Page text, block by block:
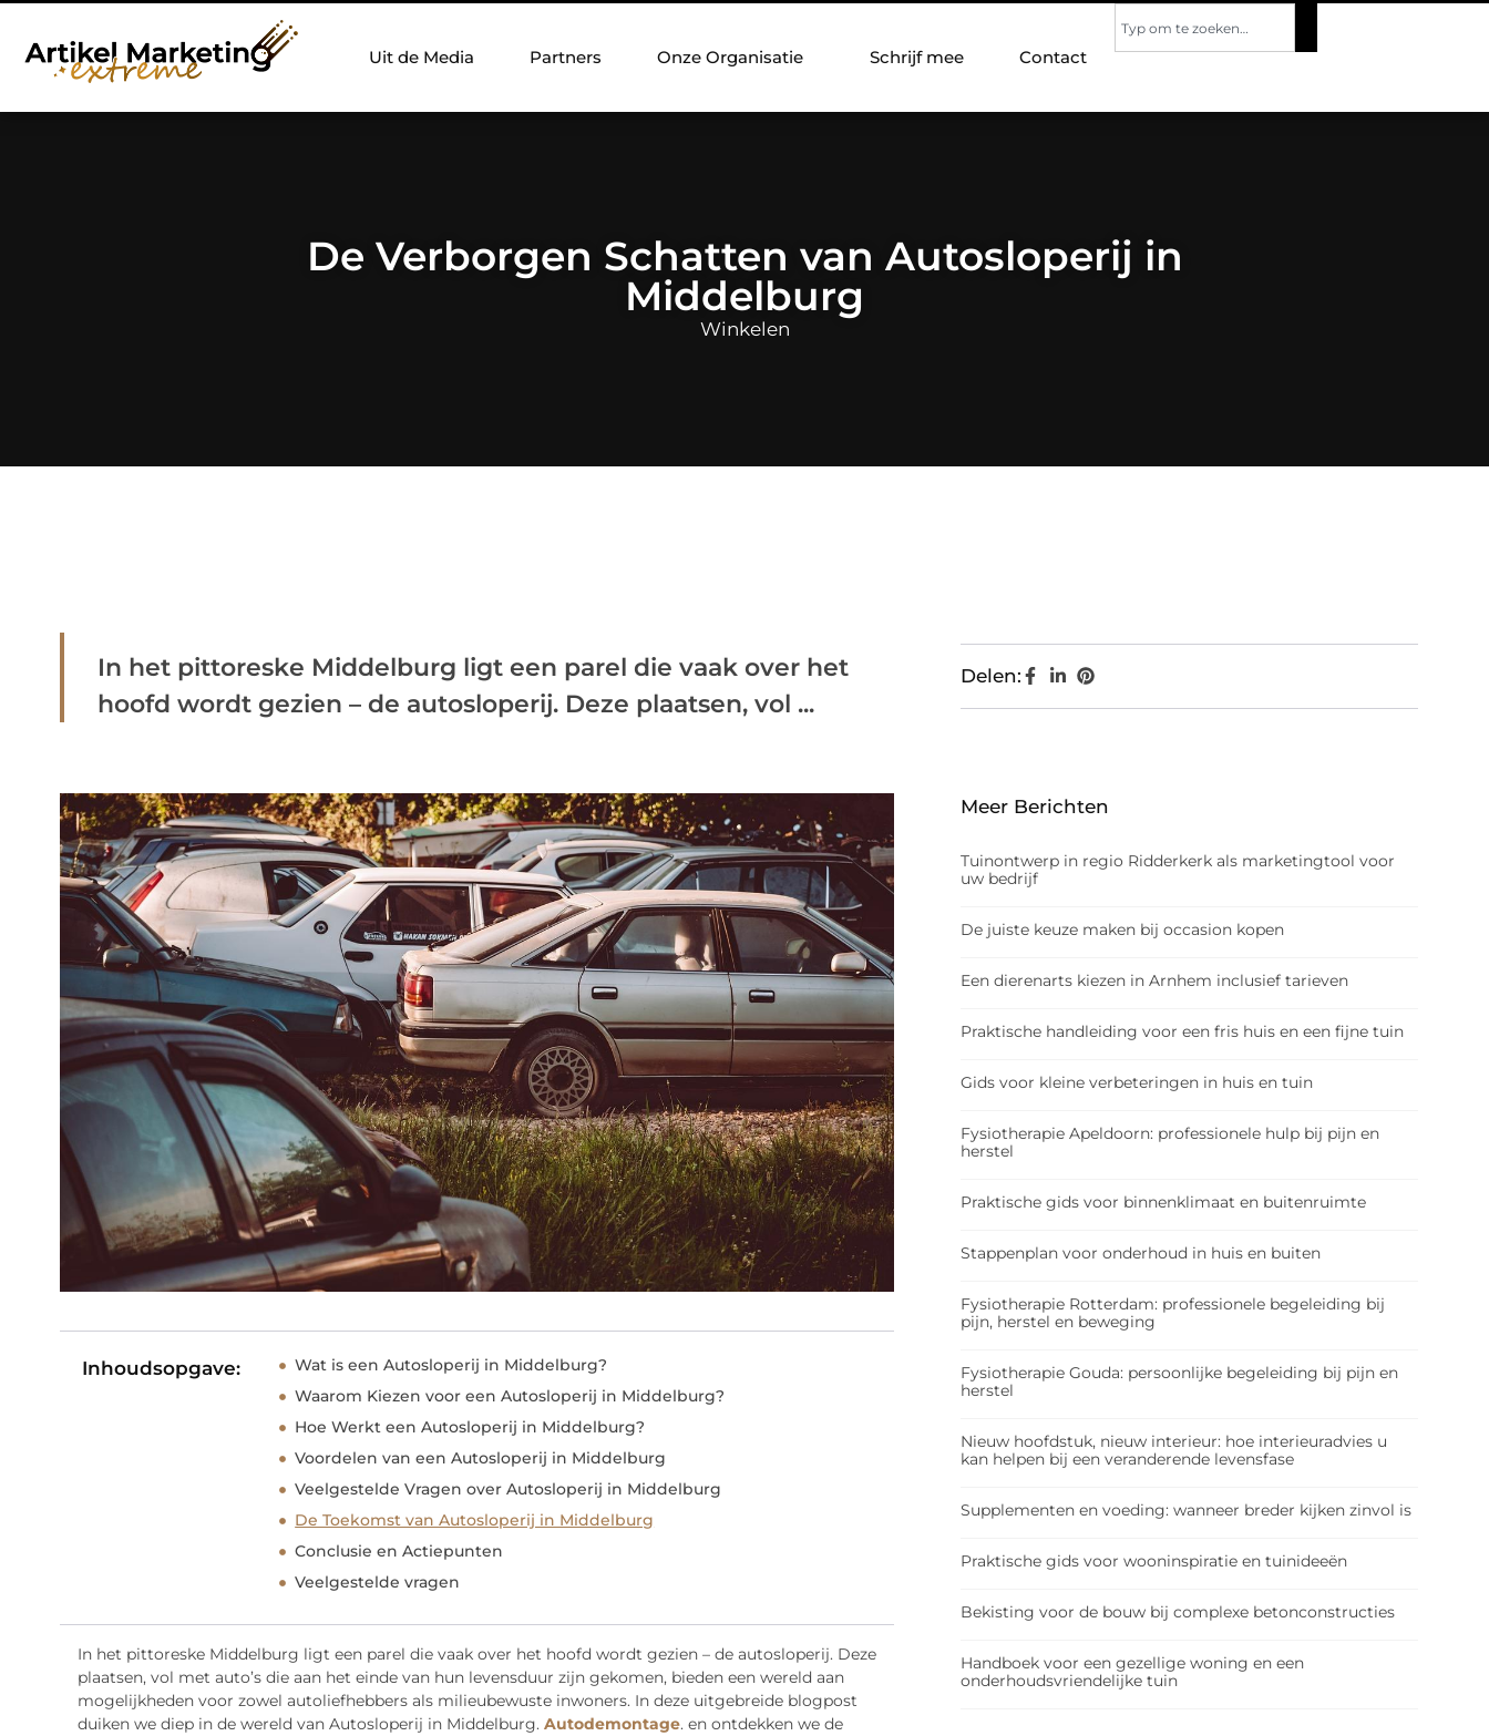
Uit de Media Partners Onze Organisatie Schrijf mee Contact
De Verborgen Schatten van Autosloperij in
Middelburg
Winkelen
In het pittoreske Middelburg ligt een parel die vaak over het
hoofd wordt gezien – de autosloperij. Deze plaatsen, vol ...
Inhoudsopgave:
Wat is een Autosloperij in Middelburg?
Waarom Kiezen voor een Autosloperij in Middelburg?
Hoe Werkt een Autosloperij in Middelburg?
Voordelen van een Autosloperij in Middelburg
Veelgestelde Vragen over Autosloperij in Middelburg
De Toekomst van Autosloperij in Middelburg
Conclusie en Actiepunten
Veelgestelde vragen
In het pittoreske Middelburg ligt een parel die vaak over het hoofd wordt gezien – de autosloperij. Deze
plaatsen, vol met auto’s die aan het einde van hun levensduur zijn gekomen, bieden een wereld aan
mogelijkheden voor zowel autoliefhebbers als milieubewuste inwoners. In deze uitgebreide blogpost
duiken we diep in de wereld van Autosloperij in Middelburg. Autodemontage. en ontdekken we de
Delen:
Meer Berichten
Tuinontwerp in regio Ridderkerk als marketingtool voor
uw bedrijf
De juiste keuze maken bij occasion kopen
Een dierenarts kiezen in Arnhem inclusief tarieven
Praktische handleiding voor een fris huis en een fijne tuin
Gids voor kleine verbeteringen in huis en tuin
Fysiotherapie Apeldoorn: professionele hulp bij pijn en
herstel
Praktische gids voor binnenklimaat en buitenruimte
Stappenplan voor onderhoud in huis en buiten
Fysiotherapie Rotterdam: professionele begeleiding bij
pijn, herstel en beweging
Fysiotherapie Gouda: persoonlijke begeleiding bij pijn en
herstel
Nieuw hoofdstuk, nieuw interieur: hoe interieuradvies u
kan helpen bij een veranderende levensfase
Supplementen en voeding: wanneer breder kijken zinvol is
Praktische gids voor wooninspiratie en tuinideeën
Bekisting voor de bouw bij complexe betonconstructies
Handboek voor een gezellige woning en een
onderhoudsvriendelijke tuin